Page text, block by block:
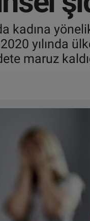
kadına
yılında
maruz